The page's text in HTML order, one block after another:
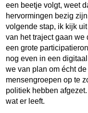
een beetje volgt, weet
hervormingen bezig
volgende stap, ik kijk
van het traject gaan we
een grote
nog even in een
we van plan om écht
mensengroepen op te
politiek hebben
wat er leeft.